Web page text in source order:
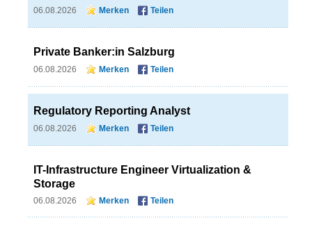
06.08.2026 Merken Teilen
Private Banker:in Salzburg
06.08.2026 Merken Teilen
Regulatory Reporting Analyst
06.08.2026 Merken Teilen
IT-Infrastructure Engineer Virtualization &
Storage
06.08.2026 Merken Teilen